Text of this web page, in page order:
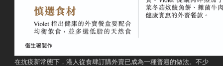
在抗疫新常態下，港人從食肆訂購外賣已成為一種普遍的做法。不少